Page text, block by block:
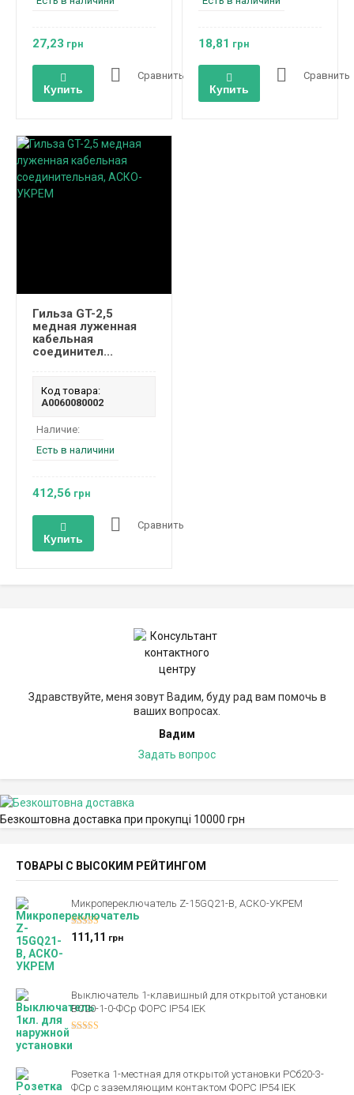
27,23 грн
Купить
Сравнить
18,81 грн
Купить
Сравнить
Гильза GT-2,5
медная луженная
кабельная
соединител...
Код товара:
A0060080002
Наличие:
Есть в наличини
412,56 грн
Купить
Сравнить
Здравствуйте, меня зовут Вадим, буду рад вам помочь в
ваших вопросах.
Вадим
Задать вопрос
Безкоштовна доставка при прокупці 10000 грн
ТОВАРЫ С ВЫСОКИМ РЕЙТИНГОМ
Микропереключатель Z-15GQ21-B, АСКО-УКРЕМ
Оценка5.00
из 5
111,11 грн
Выключатель 1-клавишный для открытой установки
ВС20-1-0-ФСр ФОРС IP54 IEK
4.00
Розетка 1-местная для открытой установки РСб20-3-
ФСр с заземляющим контактом ФОРС IP54 IEK